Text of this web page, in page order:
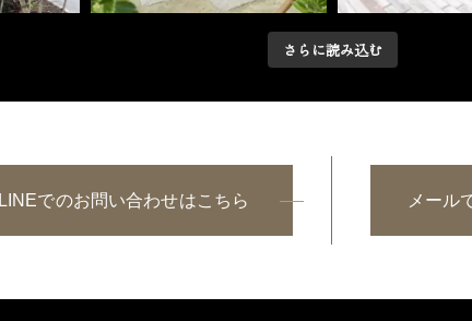
さらに読み込む
LINEでのお問い合わせはこちら メール